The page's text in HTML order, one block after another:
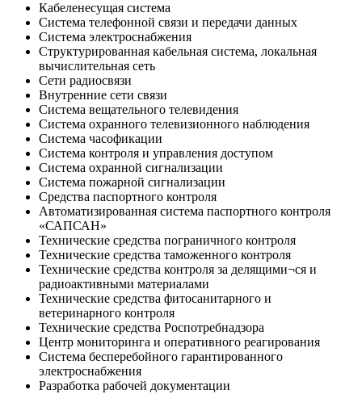
Кабеленесущая система
Система телефонной связи и передачи данных
Система электроснабжения
Структурированная кабельная система, локальная
вычислительная сеть
Сети радиосвязи
Внутренние сети связи
Система вещательного телевидения
Система охранного телевизионного наблюдения
Система часофикации
Система контроля и управления доступом
Система охранной сигнализации
Система пожарной сигнализации
Средства паспортного контроля
Автоматизированная система паспортного контроля
«САПСАН»
Технические средства пограничного контроля
Технические средства таможенного контроля
Технические средства контроля за делящими¬ся и
радиоактивными материалами
Технические средства фитосанитарного и
ветеринарного контроля
Технические средства Роспотребнадзора
Центр мониторинга и оперативного реагирования
Система бесперебойного гарантированного
электроснабжения
Разработка рабочей документации